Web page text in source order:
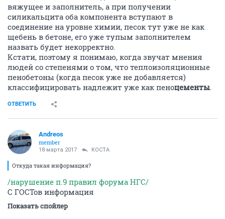
вяжущее и заполнитель, а при получении
силикальцита оба компонента вступают в
соединение на уровне химии, песок тут уже не как
щебень в бетоне, его уже тупым заполнителем
назвать будет некорректно.
Кстати, поэтому я понимаю, когда звучат мнения
людей со степенями о том, что теплоизоляционные
пенобетоны (когда песок уже не добавляется)
классифицировать надлежит уже как пеноцементы.
ОТВЕТИТЬ
Andreos
member
18 марта 2017 KOCTA
Откуда такая информация?
/нарушение п.9 правил форума НГС/
С ГОСТов информация
Показать спойлер